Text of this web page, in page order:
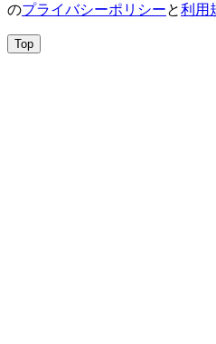
のプライバシーポリシーと利用
Top